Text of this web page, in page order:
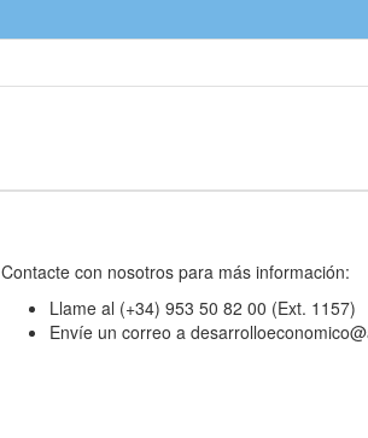
Contacte con nosotros para más información:
Llame al (+34) 953 50 82 00 (Ext. 1157)
Envíe un correo a